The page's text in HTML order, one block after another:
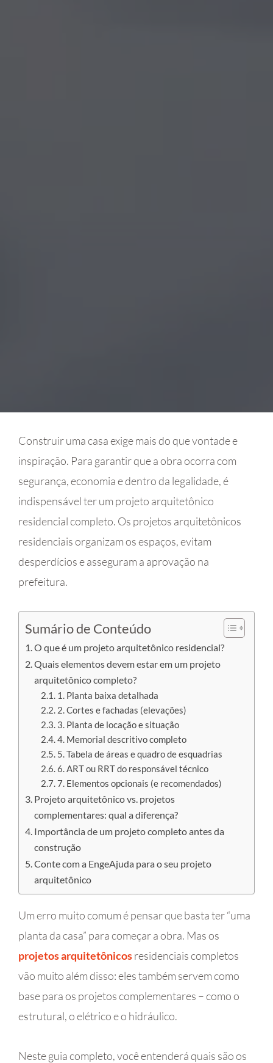
Construir uma casa exige mais do que vontade e
inspiração. Para garantir que a obra ocorra com
segurança, economia e dentro da legalidade, é
indispensável ter um projeto arquitetônico
residencial completo. Os projetos arquitetônicos
residenciais organizam os espaços, evitam
desperdícios e asseguram a aprovação na
prefeitura.
Sumário de Conteúdo
O que é um projeto arquitetônico residencial?
Quais elementos devem estar em um projeto
arquitetônico completo?
1. Planta baixa detalhada
2. Cortes e fachadas (elevações)
3. Planta de locação e situação
4. Memorial descritivo completo
5. Tabela de áreas e quadro de esquadrias
6. ART ou RRT do responsável técnico
7. Elementos opcionais (e recomendados)
Projeto arquitetônico vs. projetos
complementares: qual a diferença?
Importância de um projeto completo antes da
construção
Conte com a EngeAjuda para o seu projeto
arquitetônico
Um erro muito comum é pensar que basta ter “uma
planta da casa” para começar a obra. Mas os
projetos arquitetônicosresidenciais completos
vão muito além disso: eles também servem como
base para os projetos complementares – como o
estrutural, o elétrico e o hidráulico.
Neste guia completo, você entenderá quais são os